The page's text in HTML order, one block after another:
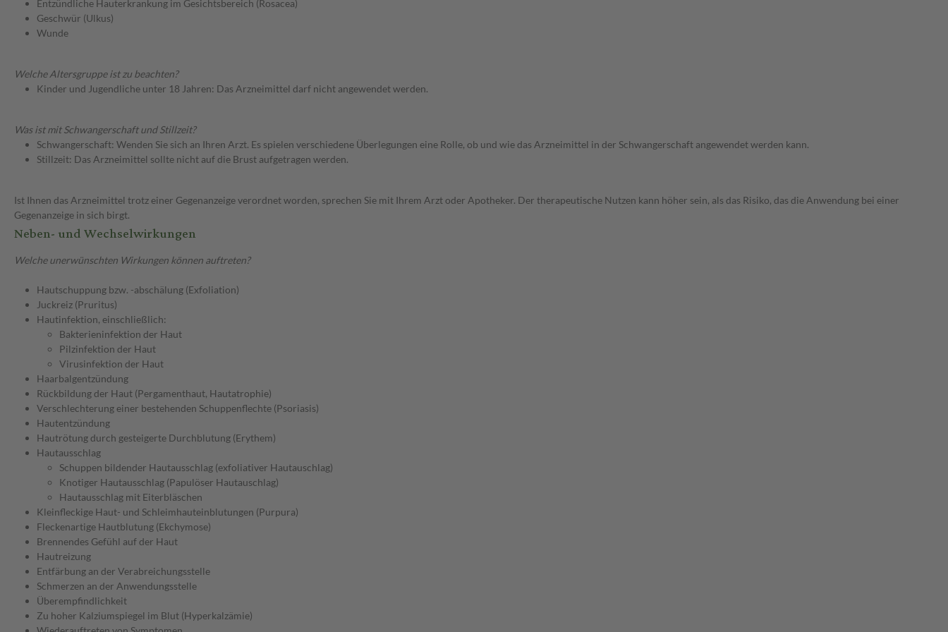
Entzündliche Hauterkrankung im Gesichtsbereich (Rosacea)
Geschwür (Ulkus)
Wunde
Welche Altersgruppe ist zu beachten?
Kinder und Jugendliche unter 18 Jahren: Das Arzneimittel darf nicht angewendet werden.
Was ist mit Schwangerschaft und Stillzeit?
Schwangerschaft: Wenden Sie sich an Ihren Arzt. Es spielen verschiedene Überlegungen eine Rolle, ob und wie das Arzneimittel in der Schwangerschaft angewendet werden kann.
Stillzeit: Das Arzneimittel sollte nicht auf die Brust aufgetragen werden.
Ist Ihnen das Arzneimittel trotz einer Gegenanzeige verordnet worden, sprechen Sie mit Ihrem Arzt oder Apotheker. Der therapeutische Nutzen kann höher sein, als das Risiko, das die Anwendung bei einer
Gegenanzeige in sich birgt.
Neben- und Wechselwirkungen
Welche unerwünschten Wirkungen können auftreten?
Hautschuppung bzw. -abschälung (Exfoliation)
Juckreiz (Pruritus)
Hautinfektion, einschließlich:
Bakterieninfektion der Haut
Pilzinfektion der Haut
Virusinfektion der Haut
Haarbalgentzündung
Rückbildung der Haut (Pergamenthaut, Hautatrophie)
Verschlechterung einer bestehenden Schuppenflechte (Psoriasis)
Hautentzündung
Hautrötung durch gesteigerte Durchblutung (Erythem)
Hautausschlag
Schuppen bildender Hautausschlag (exfoliativer Hautauschlag)
Knotiger Hautausschlag (Papulöser Hautauschlag)
Hautausschlag mit Eiterbläschen
Kleinfleckige Haut- und Schleimhauteinblutungen (Purpura)
Fleckenartige Hautblutung (Ekchymose)
Brennendes Gefühl auf der Haut
Hautreizung
Entfärbung an der Verabreichungsstelle
Schmerzen an der Anwendungsstelle
Überempfindlichkeit
Zu hoher Kalziumspiegel im Blut (Hyperkalzämie)